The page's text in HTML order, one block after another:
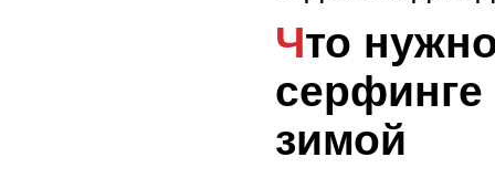
Что нужно знать о
зимой